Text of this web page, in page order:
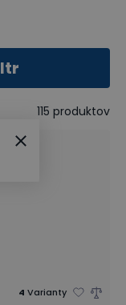
115 produktov
4 Varianty